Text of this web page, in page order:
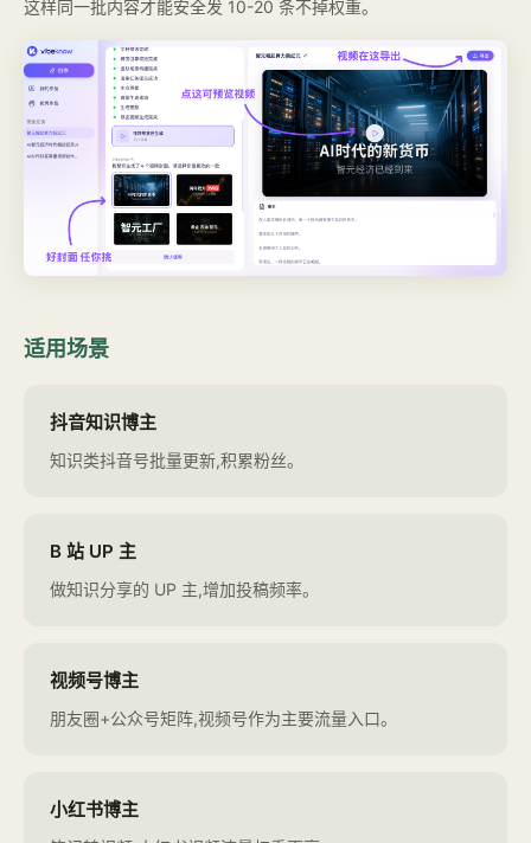
这样同一批内容才能安全发 10-20 条不掉权重。
适用场景
抖音知识博主
知识类抖音号批量更新,积累粉丝。
B 站 UP 主
做知识分享的 UP 主,增加投稿频率。
视频号博主
朋友圈+公众号矩阵,视频号作为主要流量入口。
小红书博主